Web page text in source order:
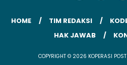
HOME TIM REDAKSI
HAK JAWAB
COPYRIGHT © 2026 KOPERASI